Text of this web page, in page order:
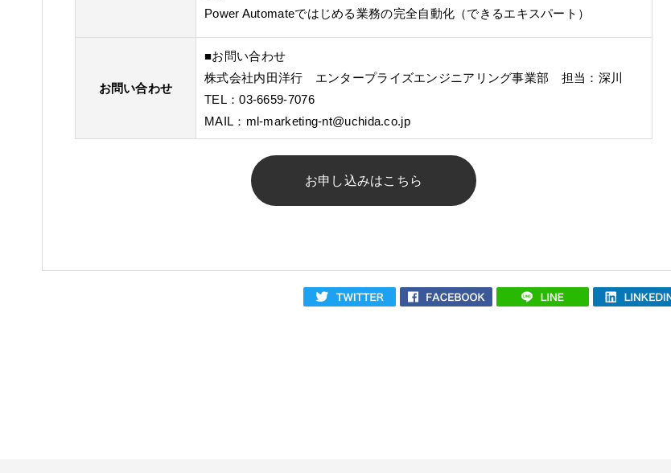
Power Automateではじめる業務の完全自動化（できるエキスパート）
お問い合わせ
■お問い合わせ
株式会社内田洋行 エンタープライズエンジニアリング事業部 担当：深川
TEL：03-6659-7076
MAIL： ml-marketing-nt@uchida.co.jp
お申し込みはこちら